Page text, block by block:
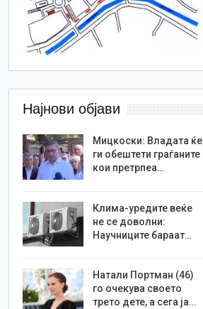
Најнови објави
Мицкоски: Владата ќе
ги обештети граѓаните
кои претрпеа…
Клима-уредите веќе
не се доволни:
Научниците бараат…
Натали Портман (46)
го очекува своето
трето дете, а сега ја…